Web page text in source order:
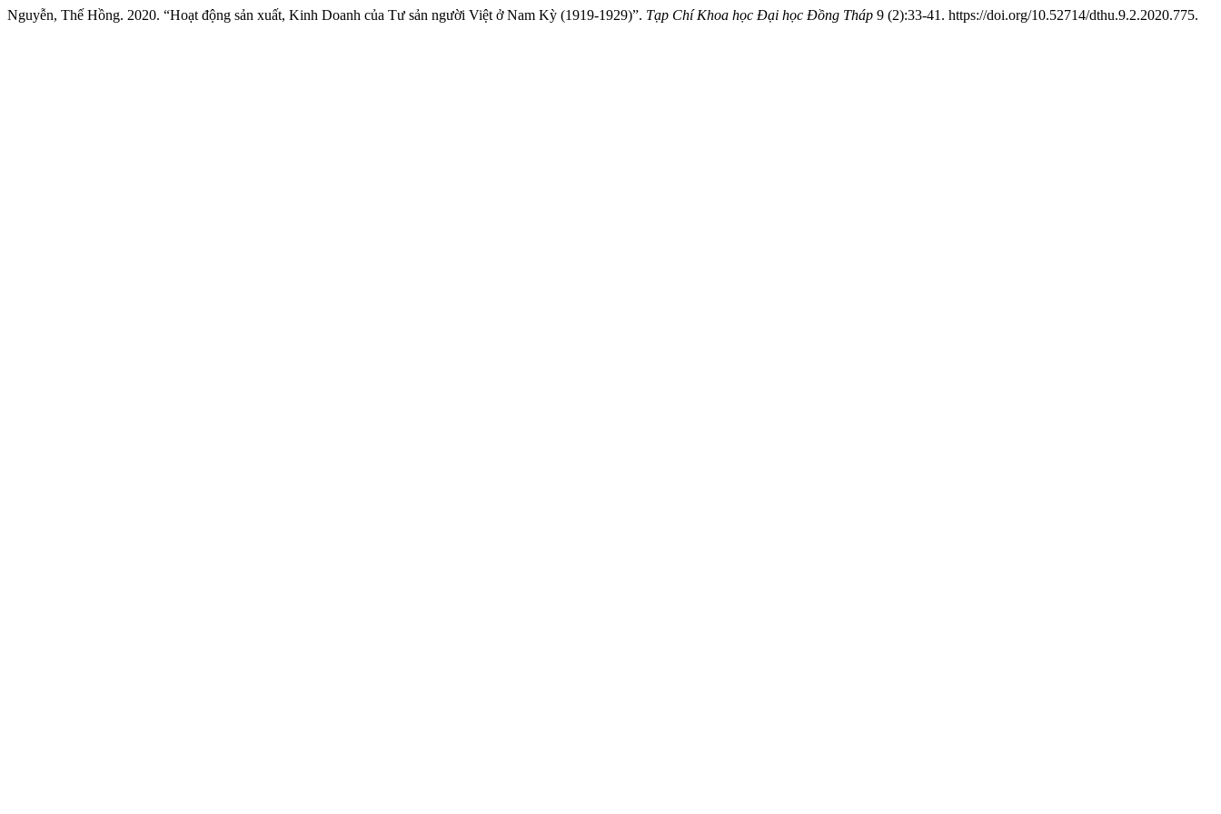
Nguyễn, Thế Hồng. 2020. “Hoạt động sản xuất, Kinh Doanh của Tư sản người Việt ở Nam Kỳ (1919-1929)”. Tạp Chí Khoa học Đại học Đồng Tháp 9 (2):33-41. https://doi.org/10.52714/dthu.9.2.2020.775.